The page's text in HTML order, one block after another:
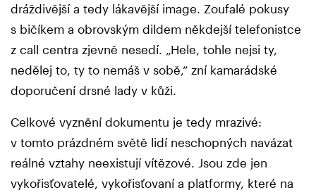
dráždivější a tedy lákavější image. Zoufalé pokusy
s bičíkem a obrovským dildem někdejší telefonistce
z call centra zjevně nesedí. „Hele, tohle nejsi ty,
nedělej to, ty to nemáš v sobě,“ zní kamarádské
doporučení drsné lady v kůži.
Celkové vyznění dokumentu je tedy mrazivé:
v tomto prázdném světě lidí neschopných navázat
reálné vztahy neexistují vítězové. Jsou zde jen
vykořisťovatelé, vykořisťovaní a platformy, které na